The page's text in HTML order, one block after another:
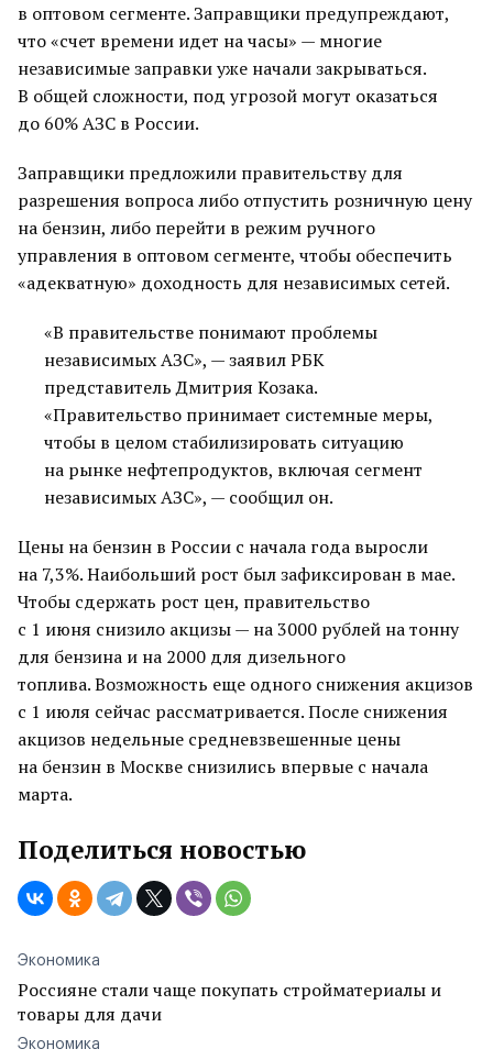
в оптовом сегменте. Заправщики предупреждают,
что «счет времени идет на часы» — многие
независимые заправки уже начали закрываться.
В общей сложности, под угрозой могут оказаться
до 60% АЗС в России.
Заправщики предложили правительству для
разрешения вопроса либо отпустить розничную цену
на бензин, либо перейти в режим ручного
управления в оптовом сегменте, чтобы обеспечить
«адекватную» доходность для независимых сетей.
«В правительстве понимают проблемы
независимых АЗС», — заявил РБК
представитель Дмитрия Козака.
«Правительство принимает системные меры,
чтобы в целом стабилизировать ситуацию
на рынке нефтепродуктов, включая сегмент
независимых АЗС», — сообщил он.
Цены на бензин в России с начала года выросли
на 7,3%. Наибольший рост был зафиксирован в мае.
Чтобы сдержать рост цен, правительство
с 1 июня снизило акцизы — на 3000 рублей на тонну
для бензина и на 2000 для дизельного
топлива. Возможность еще одного снижения акцизов
с 1 июля сейчас рассматривается. После снижения
акцизов недельные средневзвешенные цены
на бензин в Москве снизились впервые с начала
марта.
Поделиться новостью
Экономика
Россияне стали чаще покупать стройматериалы и
товары для дачи
Экономика